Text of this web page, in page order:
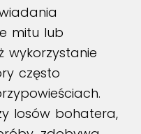
mitu lub
wykorzystanie
często
losów bohatera,